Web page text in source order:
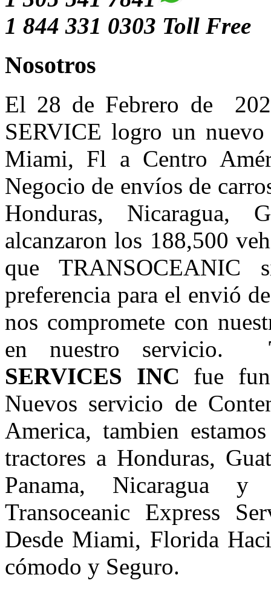
1 844 331 0303 Toll Free
Nosotros
El 28 de Febrero de
SERVICE logro un
Miami, Fl a Centro
Negocio de envíos de
Honduras, Nicaragua,
alcanzaron los 188,500
que TRANSOCEANIC
preferencia para el envió
nos compromete con
en nuestro servicio.
SERVICES INC fue
Nuevos servicio de
America, tambien
tractores a Honduras,
Panama, Nicaragua y
Transoceanic Express
Desde Miami, Florida
cómodo y Seguro.